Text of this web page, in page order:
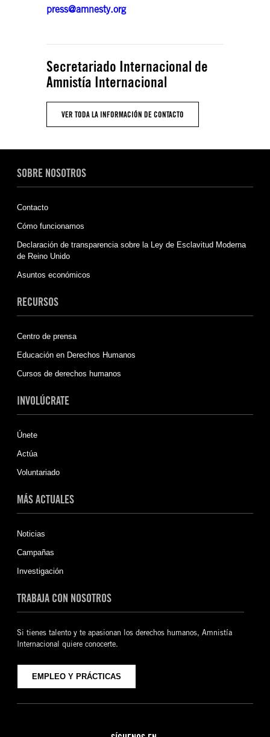
press@amnesty.org
Secretariado Internacional de
Amnistía Internacional
VER TODA LA INFORMACIÓN DE CONTACTO
SOBRE NOSOTROS
Contacto
Cómo funcionamos
Declaración de transparencia sobre la Ley de Esclavitud Moderna
de Reino Unido
Asuntos económicos
RECURSOS
Centro de prensa
Educación en Derechos Humanos
Cursos de derechos humanos
INVOLÚCRATE
Únete
Actúa
Voluntariado
MÁS ACTUALES
Noticias
Campañas
Investigación
TRABAJA CON NOSOTROS
Si tienes talento y te apasionan los derechos humanos, Amnistía
Internacional quiere conocerte.
EMPLEO Y PRÁCTICAS